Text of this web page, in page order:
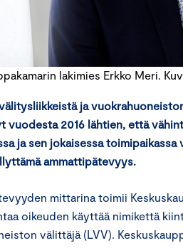
lakimies Erkko Meri.
ja
vuodesta 2016 lähtien, että
ja sen jokaisessa
ammattipätevyys.
mittarina toimii
oikeuden käyttää nimikettä
välittäjä (LVV).